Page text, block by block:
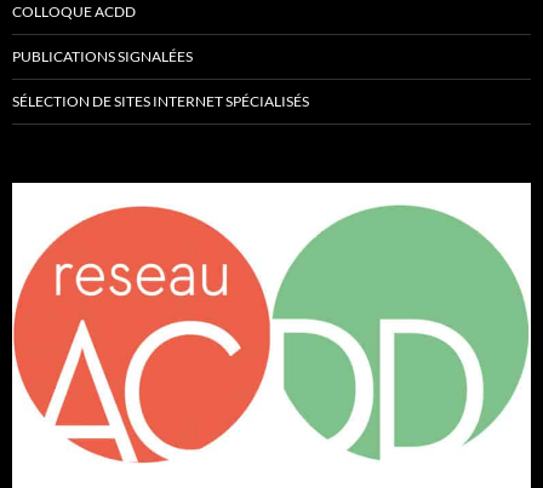
COLLOQUE ACDD
PUBLICATIONS SIGNALÉES
SÉLECTION DE SITES INTERNET SPÉCIALISÉS